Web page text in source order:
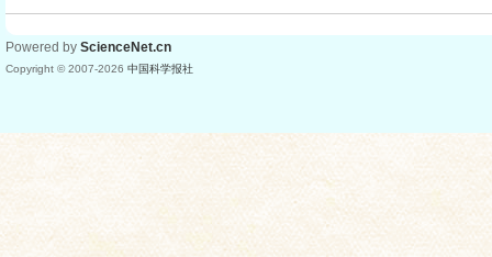
Powered by ScienceNet.cn
Copyright © 2007-2026 中国科学报社